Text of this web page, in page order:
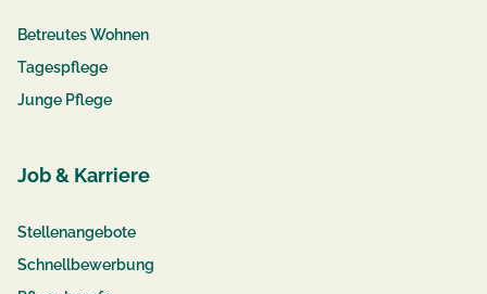
Betreutes Wohnen
Tagespflege
Junge Pflege
Job & Karriere
Stellenangebote
Schnellbewerbung